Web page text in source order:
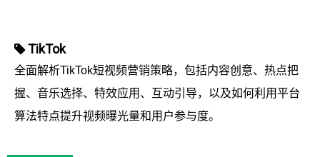
TikTok
全面解析TikTok短视频营销策略，包括内容创意、热点把
握、音乐选择、特效应用、互动引导，以及如何利用平台
算法特点提升视频曝光量和用户参与度。